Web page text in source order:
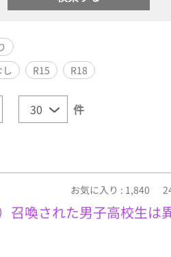
し R15 R18
件
お気に入り : 1,840
召喚された男子高校生は